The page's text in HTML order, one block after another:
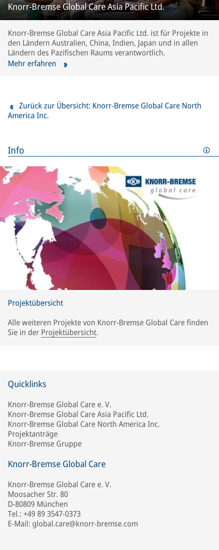
Info
Projektübersicht
Alle weiteren Projekte von Knorr-Bremse Global Care finden
Sie in der Projektübersicht.
Knorr-Bremse Global Care Asia Pacific Ltd.
Knorr-Bremse Global Care Asia Pacific Ltd. ist für Projekte in
den Ländern Australien, China, Indien, Japan und in allen
Ländern des Pazifischen Raums verantwortlich.
Mehr erfahren
Zurück zur Übersicht: Knorr-Bremse Global Care North
America Inc.
Quicklinks
Knorr-Bremse Global Care e. V.
Knorr-Bremse Global Care Asia Pacific Ltd.
Knorr-Bremse Global Care North America Inc.
Projektanträge
Knorr-Bremse Gruppe
Knorr-Bremse Global Care
Knorr-Bremse Global Care e. V.
Moosacher Str. 80
D-80809 München
Tel.: +49 89 3547-0373
E-Mail: global.care@knorr-bremse.com